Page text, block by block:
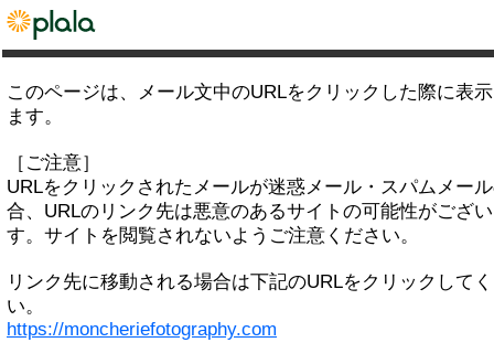
このページは、メール文中のURLをクリックした際に表
ます。
［ご注意］
URLをクリックされたメールが迷惑メール・スパムメー
合、URLのリンク先は悪意のあるサイトの可能性がござ
す。サイトを閲覧されないようご注意ください。
リンク先に移動される場合は下記のURLをクリックして
い。
https://moncheriefotography.com